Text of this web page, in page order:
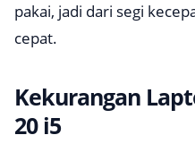
pakai, jadi dari segi
cepat.
Kekurangan
20 i5